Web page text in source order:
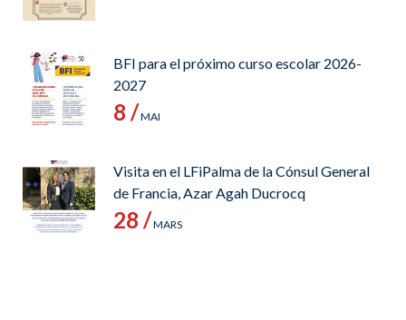
BFI para el próximo curso escolar 2026-
2027
8 /MAI
Visita en el LFiPalma de la Cónsul General
de Francia, Azar Agah Ducrocq
28 /MARS